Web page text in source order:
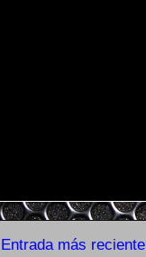
Entrada más reciente